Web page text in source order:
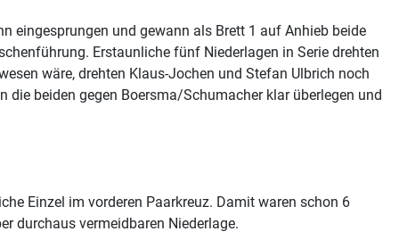
eingesprungen und gewann als Brett 1 auf Anhieb beide
Erstaunliche fünf Niederlagen in Serie drehten
wäre, drehten Klaus-Jochen und Stefan Ulbrich noch
beiden gegen Boersma/Schumacher klar überlegen und
Einzel im vorderen Paarkreuz. Damit waren schon 6
durchaus vermeidbaren Niederlage.